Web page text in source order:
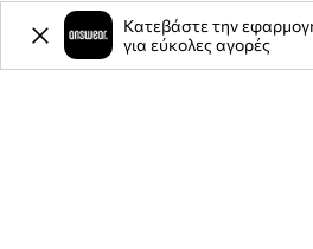
Μέθοδοι παράδοσης
Κατεβάστε την
για εύκολες αγορές